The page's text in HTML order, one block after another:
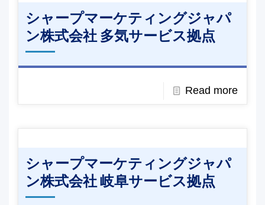
シャープマーケティングジャパ
ン株式会社 多気サービス拠点
Read more
シャープマーケティングジャパ
ン株式会社 岐阜サービス拠点